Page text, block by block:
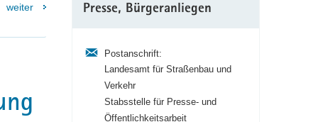
weiter
Information
Presse, Bürgeranliegen
Postanschrift:
Landesamt für Straßenbau und
Verkehr
Stabsstelle für Presse- und
Öffentlichkeitsarbeit